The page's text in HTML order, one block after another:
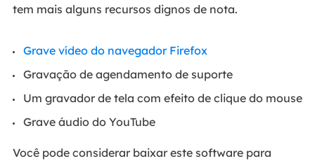
tem mais alguns recursos dignos de nota.
Grave vídeo do navegador Firefox
Gravação de agendamento de suporte
Um gravador de tela com efeito de clique do mouse
Grave áudio do YouTube
Você pode considerar baixar este software para